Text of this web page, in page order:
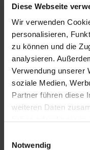
Diese Webseite
Wir verwenden
personalisieren,
zu können und die
analysieren.
Verwendung unserer
soziale Medien,
Partner führen diese
weiteren Daten
Cookies, wenn Sie
Notwendig
KONTAKT
Immobilienmakler